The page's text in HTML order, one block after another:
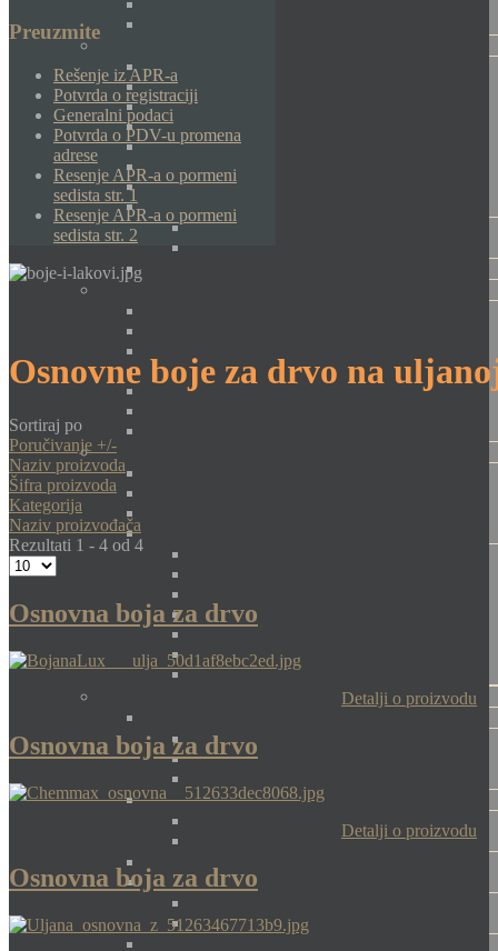
Preuzmite
Rešenje iz APR-a
Potvrda o registraciji
Generalni podaci
Potvrda o PDV-u promena
adrese
Resenje APR-a o pormeni
sedista str. 1
Resenje APR-a o pormeni
sedista str. 2
Osnovne boje za drvo na
Sortiraj po
Poručivanje +/-
Naziv proizvoda
Šifra proizvoda
Kategorija
Naziv proizvođača
Rezultati 1 - 4 od 4
Osnovna boja za drvo
Detalji o proizvodu
Osnovna boja za drvo
Detalji o proizvodu
Osnovna boja za drvo